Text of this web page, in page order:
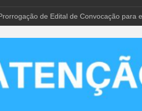
de Edital de Convocação para